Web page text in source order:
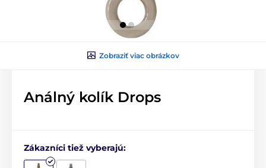
Zobraziť viac obrázkov
Análný kolík Drops
Zákazníci tiež vyberajú: